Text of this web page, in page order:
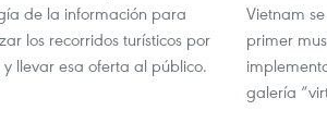
de la información para
los recorridos turísticos por
y llevar esa oferta al público.
Vietnam
primer
galería